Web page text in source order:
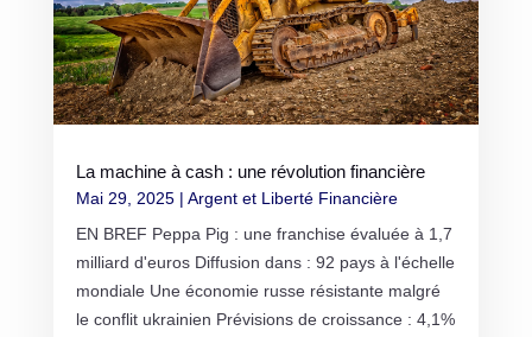
La machine à cash : une révolution financière
Mai 29, 2025| Argent et Liberté Financière
EN BREF Peppa Pig : une franchise évaluée à 1,7
milliard d'euros Diffusion dans : 92 pays à l'échelle
mondiale Une économie russe résistante malgré
le conflit ukrainien Prévisions de croissance : 4,1%